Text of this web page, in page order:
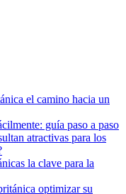
el camino hacia un
guía paso a paso
atractivas para los
la clave para la
optimizar su